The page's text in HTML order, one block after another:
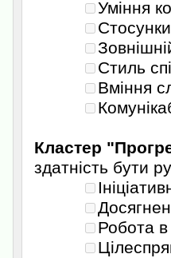
Уміння
Стиль
Вміння
Кластер
здатність бути
Робота в